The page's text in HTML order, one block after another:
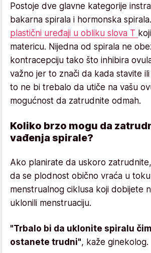
Postoje dve glavne kategorije
bakarna spirala i hormonska
plastični uređaji u obliku slova T
matericu. Nijedna od spirala ne
kontracepciju tako što inhibira
važno jer to znači da kada stavite
to ne bi trebalo da utiče na vašu
mogućnost da zatrudnite odmah.
Koliko brzo mogu da
vađenja spirale?
Ako planirate da uskoro
da se plodnost obično vraća u
menstrualnog ciklusa koji dobijete
uklonili menstruaciju.
"Trbalo bi da uklonite spiralu
ostanete trudni", kaže ginekolog.